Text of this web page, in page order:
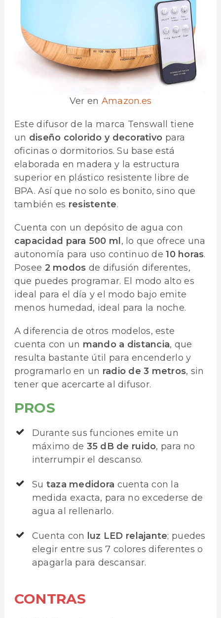
Ver en Amazon.es
Este difusor de la marca Tenswall tiene
un diseño colorido y decorativo para
oficinas o dormitorios. Su base está
elaborada en madera y la estructura
superior en plástico resistente libre de
BPA. Así que no solo es bonito, sino que
también es resistente.
Cuenta con un depósito de agua con
capacidad para 500 ml , lo que ofrece una
autonomía para uso continuo de10 horas.
Posee 2 modos de difusión diferentes,
que puedes programar. El modo alto es
ideal para el día y el modo bajo emite
menos humedad, ideal para la noche.
A diferencia de otros modelos, este
cuenta con un mando a distancia, que
resulta bastante útil para encenderlo y
programarlo en un radio de 3 metros, sin
tener que acercarte al difusor.
PROS
Durante sus funciones emite un
máximo de 35 dB de ruido, para no
interrumpir el descanso.
Su taza medidora cuenta con la
medida exacta, para no excederse de
agua al rellenarlo.
Cuenta con luz LED relajante; puedes
elegir entre sus 7 colores diferentes o
apagarla para descansar.
CONTRAS